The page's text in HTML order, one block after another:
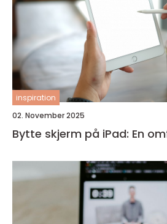
inspiration
02. November 2025
Bytte skjerm på iPad: En